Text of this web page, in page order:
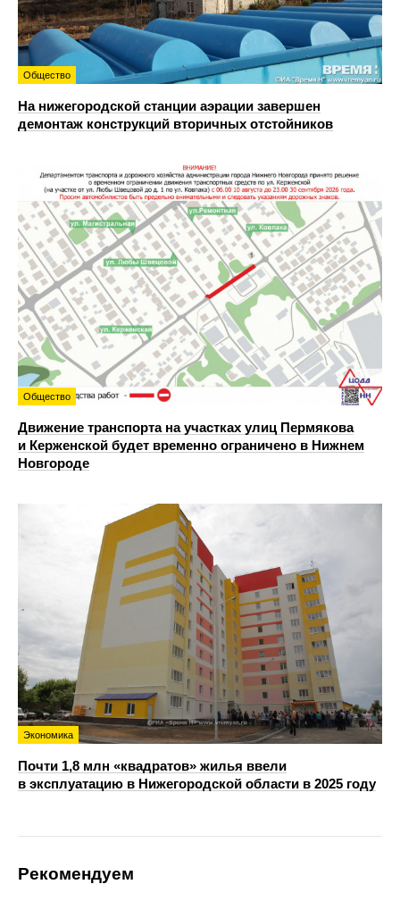
Общество
На нижегородской станции аэрации завершен
демонтаж конструкций вторичных отстойников
Общество
Движение транспорта на участках улиц Пермякова
и Керженской будет временно ограничено в Нижнем
Новгороде
Экономика
Почти 1,8 млн «квадратов» жилья ввели
в эксплуатацию в Нижегородской области в 2025 году
Рекомендуем